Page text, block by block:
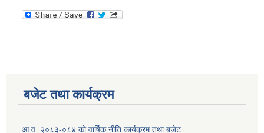
बजेट तथा कार्यक्रम
आ.व. २०८३-०८४ को वार्षिक नीति कार्यक्रम तथा बजेट